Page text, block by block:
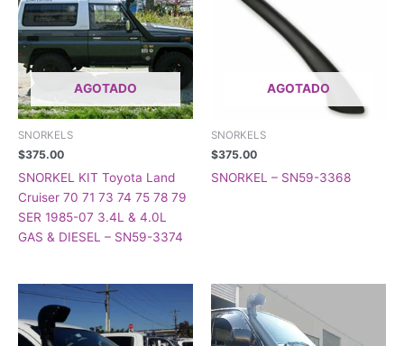
AGOTADO
SNORKELS
$375.00
SNORKEL KIT Toyota Land
Cruiser 70 71 73 74 75 78 79
SER 1985-07 3.4L & 4.0L
GAS & DIESEL – SN59-3374
AGOTADO
SNORKELS
$375.00
SNORKEL – SN59-3368